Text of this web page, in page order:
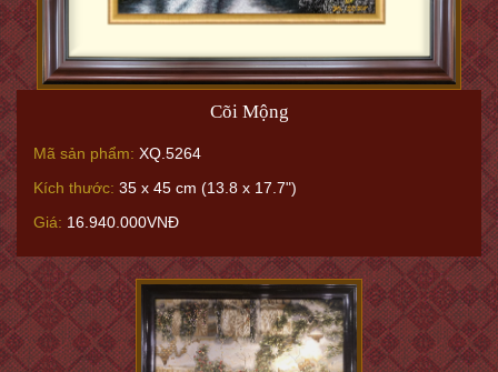
Cõi Mộng
Mã sản phẩm: XQ.5264
Kích thước: 35 x 45 cm (13.8 x 17.7")
Giá: 16.940.000VNĐ